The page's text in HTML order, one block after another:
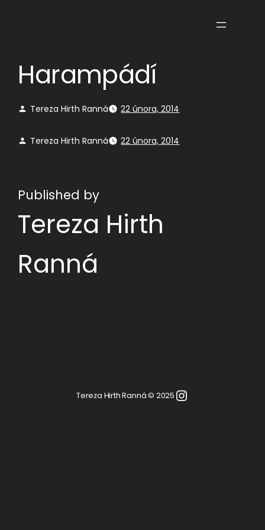
Harampádí
Tereza Hirth Ranná 22 února, 2014
Tereza Hirth Ranná 22 února, 2014
Published by
Tereza Hirth
Ranná
Tereza Hirth Ranná © 2025 Instagram